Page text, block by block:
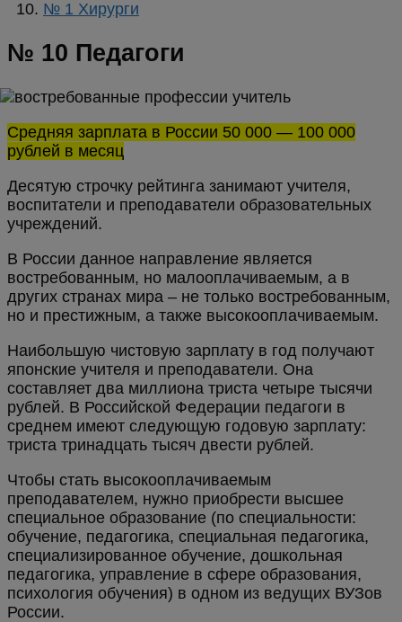
№ 1 Хирурги
№ 10 Педагоги
Средняя зарплата в России 50 000 — 100 000
рублей в месяц
Десятую строчку рейтинга занимают учителя,
воспитатели и преподаватели образовательных
учреждений.
В России данное направление является
востребованным, но малооплачиваемым, а в
других странах мира – не только востребованным,
но и престижным, а также высокооплачиваемым.
Наибольшую чистовую зарплату в год получают
японские учителя и преподаватели. Она
составляет два миллиона триста четыре тысячи
рублей. В Российской Федерации педагоги в
среднем имеют следующую годовую зарплату:
триста тринадцать тысяч двести рублей.
Чтобы стать высокооплачиваемым
преподавателем, нужно приобрести высшее
специальное образование (по специальности:
обучение, педагогика, специальная педагогика,
специализированное обучение, дошкольная
педагогика, управление в сфере образования,
психология обучения) в одном из ведущих ВУЗов
России.